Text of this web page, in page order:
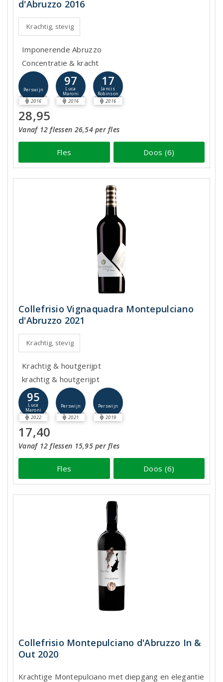
d'Abruzzo 2016
Krachtig, stevig
Imponerende Abruzzo
Concentratie & kracht
Perswijn
2016
97
Luca
Maroni
2016
17
Jancis
Robinson
2016
28,95
Vanaf 12 flessen 26,54 per fles
Fles Doos (6)
Collefrisio Vignaquadra Montepulciano
d'Abruzzo 2021
Krachtig, stevig
Krachtig & houtgerijpt
krachtig & houtgerijpt
95
Luca
Maroni
2022
Perswijn
2021
Perswijn
2019
17,40
Vanaf 12 flessen 15,95 per fles
Fles Doos (6)
Collefrisio Montepulciano d'Abruzzo In &
Out 2020
Krachtige Montepulciano met diepgang en elegantie